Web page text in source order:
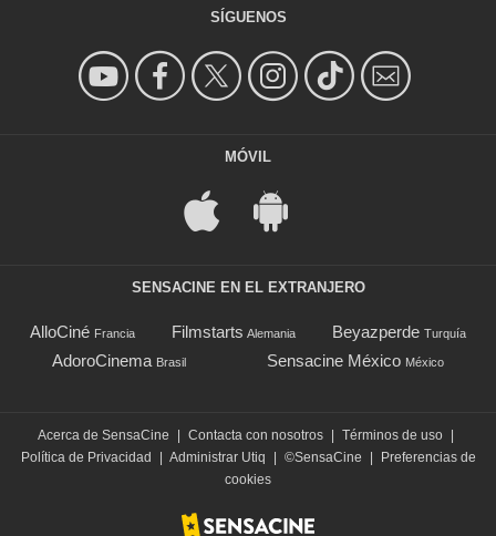
SÍGUENOS
MÓVIL
SENSACINE EN EL EXTRANJERO
AlloCiné Francia Filmstarts Alemania Beyazperde Turquía
AdoroCinema Brasil Sensacine México México
Acerca de SensaCine Contacta con nosotros Términos de uso
Política de Privacidad
Administrar Utiq ©SensaCine
Preferencias de
cookies